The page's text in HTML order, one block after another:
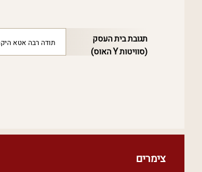
תודה רבה אטא
תגובת בית העסק
(סוויטות Y האוס)
צימרים